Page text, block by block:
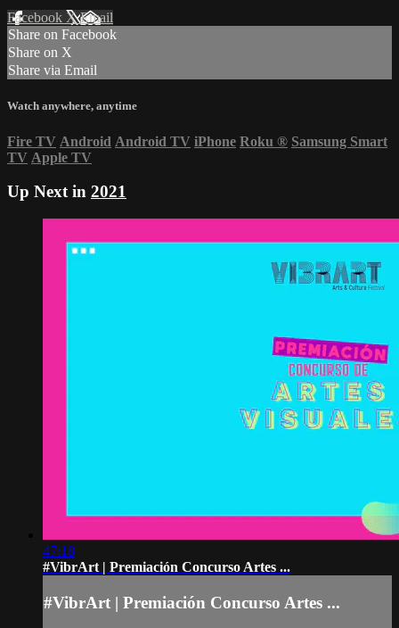
Facebook XEmail
Share on Facebook
Share on X
Share via Email
Watch anywhere, anytime
Fire TV Android Android TV iPhone Roku ® Samsung Smart
TV Apple TV
Up Next in 2021
47:18
#VibrArt | Premiación Concurso Artes ...
#VibrArt | Premiación Concurso Artes ...